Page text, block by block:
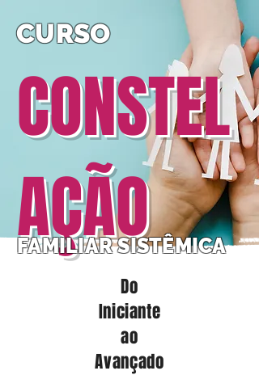
CURSO
CONSTEL
AÇÃO
FAMILIAR SISTÊMICA
Do
Iniciante
ao
Avançado